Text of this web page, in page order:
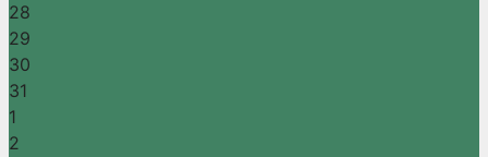
28
29
30
31
1
2